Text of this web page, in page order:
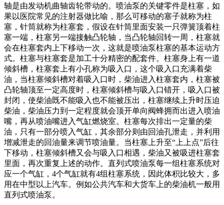
轴是由发动机曲轴齿轮带动的。喷油泵的关键零件是柱塞，如
果以医院常见的注射器做比喻，那么可移动的塞子就称为柱
塞，针筒就称为柱塞套，假设在针筒里面安装一只弹簧顶着柱
塞一端，柱塞另一端接触凸轮轴，当凸轮轴回转一周，柱塞就
会在柱塞套内上下移动一次，这就是喷油泵柱塞的基本运动方
式。柱塞与柱塞套是加工十分精密的配套件。柱塞身上有一道
倾斜槽，柱塞套上有小孔称为吸入口，这个吸入口充满着柴
油，当柱塞倾斜槽对着吸入口时，柴油进入柱塞套内，柱塞被
凸轮轴顶至一定高度时，柱塞倾斜槽与吸入口错开，吸入口被
封闭，使柴油既不能吸入也不能被压出，柱塞继续上升时压迫
柴油，柴油压力到一定程度就会顶开单向阀蜂拥而出进入喷油
嘴，再从喷油嘴进入气缸燃烧室。柱塞每次排出一定量的柴
油，只有一部分喷入气缸，其余部分则由回油孔泄走，并利用
增减泄走的回油量来调节喷油量。当柱塞上升至“上上点”后往
下移动，柱塞倾斜槽又会与吸入口相遇，柴油又被吸进柱塞套
里面，再次重复上述的动作。直列式喷油泵每一组柱塞系统对
应一个气缸，4个气缸就有4组柱塞系统，因此体积比较大，多
用在中型以上汽车。例如公共汽车和大货车上的柴油机一般用
直列式喷油泵。